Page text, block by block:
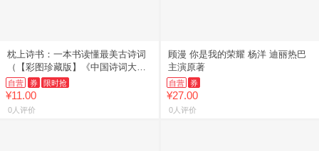
枕上诗书：一本书读懂最美古诗词
（【彩图珍藏版】《中国诗词大
会》经典诗词精选）
自营 券 限时抢
¥11.00
0人评价
顾漫 你是我的荣耀 杨洋 迪丽热巴
主演原著
自营 券
¥27.00
0人评价